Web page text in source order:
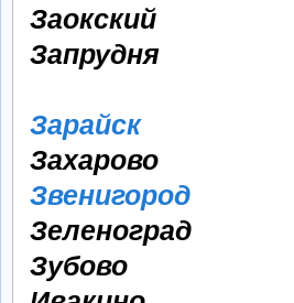
Заокский
Запрудня
Зарайск
Захарово
Звенигород
Зеленоград
Зубово